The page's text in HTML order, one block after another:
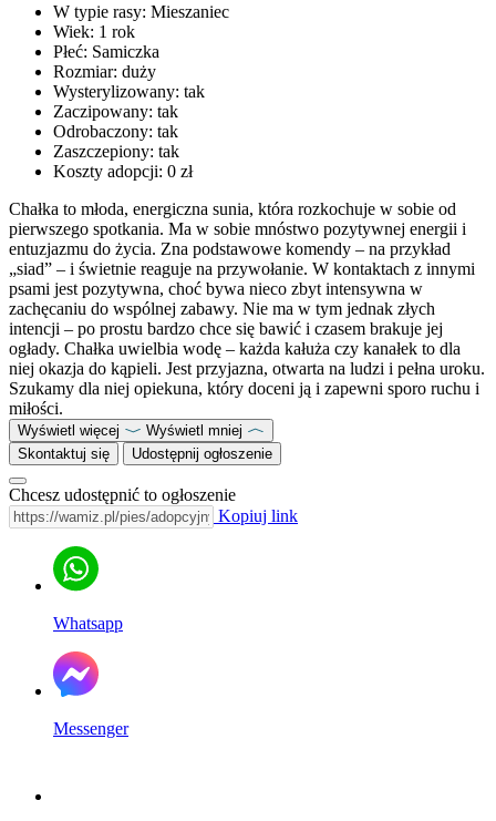
W typie rasy: Mieszaniec
Wiek: 1 rok
Płeć: Samiczka
Rozmiar: duży
Wysterylizowany: tak
Zaczipowany: tak
Odrobaczony: tak
Zaszczepiony: tak
Koszty adopcji: 0 zł
Chałka to młoda, energiczna sunia, która rozkochuje w sobie od
pierwszego spotkania. Ma w sobie mnóstwo pozytywnej energii i
entuzjazmu do życia. Zna podstawowe komendy – na przykład
„siad” – i świetnie reaguje na przywołanie. W kontaktach z innymi
psami jest pozytywna, choć bywa nieco zbyt intensywna w
zachęcaniu do wspólnej zabawy. Nie ma w tym jednak złych
intencji – po prostu bardzo chce się bawić i czasem brakuje jej
ogłady. Chałka uwielbia wodę – każda kałuża czy kanałek to dla
niej okazja do kąpieli. Jest przyjazna, otwarta na ludzi i pełna uroku.
Szukamy dla niej opiekuna, który doceni ją i zapewni sporo ruchu i
miłości.
Wyświetl więcej
Wyświetl mniej
Skontaktuj się
Udostępnij ogłoszenie
Chcesz udostępnić to ogłoszenie
Kopiuj link
Whatsapp
Messenger